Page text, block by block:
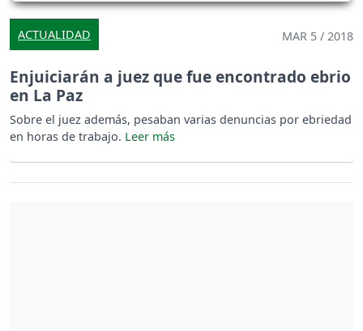
ACTUALIDAD MAR 5 / 2018
Enjuiciarán a juez que fue encontrado ebrio
en La Paz
Sobre el juez además, pesaban varias denuncias por ebriedad
en horas de trabajo.